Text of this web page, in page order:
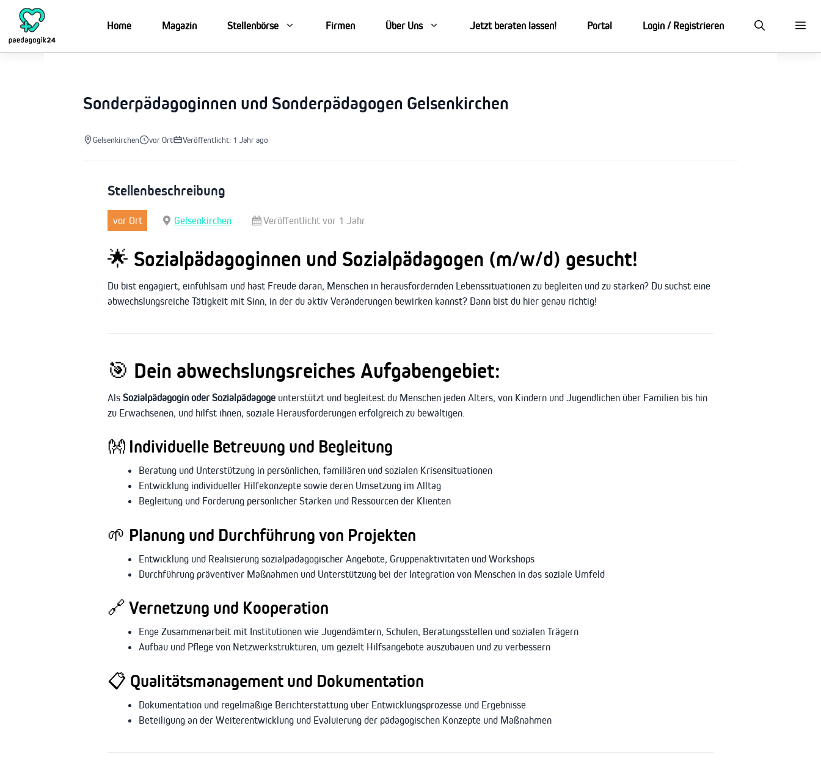
Inhalt
springen
Home Magazin Stellenbörse Firmen Über Uns Jetzt beraten lassen! Portal Login / Registrieren
Sonderpädagoginnen und Sonderpädagogen Gelsenkirchen
Gelsenkirchen vor Ort Veröffentlicht: 1 Jahr ago
Stellenbeschreibung
vor Ort Gelsenkirchen Veröffentlicht vor 1 Jahr
🌟 Sozialpädagoginnen und Sozialpädagogen (m/w/d) gesucht!
Du bist engagiert, einfühlsam und hast Freude daran, Menschen in herausfordernden Lebenssituationen zu begleiten und zu stärken? Du suchst eine
abwechslungsreiche Tätigkeit mit Sinn, in der du aktiv Veränderungen bewirken kannst? Dann bist du hier genau richtig!
🎯 Dein abwechslungsreiches Aufgabengebiet:
Als Sozialpädagogin oder Sozialpädagoge unterstützt und begleitest du Menschen jeden Alters, von Kindern und Jugendlichen über Familien bis hin
zu Erwachsenen, und hilfst ihnen, soziale Herausforderungen erfolgreich zu bewältigen.
👐 Individuelle Betreuung und Begleitung
Beratung und Unterstützung in persönlichen, familiären und sozialen Krisensituationen
Entwicklung individueller Hilfekonzepte sowie deren Umsetzung im Alltag
Begleitung und Förderung persönlicher Stärken und Ressourcen der Klienten
🌱 Planung und Durchführung von Projekten
Entwicklung und Realisierung sozialpädagogischer Angebote, Gruppenaktivitäten und Workshops
Durchführung präventiver Maßnahmen und Unterstützung bei der Integration von Menschen in das soziale Umfeld
🔗 Vernetzung und Kooperation
Enge Zusammenarbeit mit Institutionen wie Jugendämtern, Schulen, Beratungsstellen und sozialen Trägern
Aufbau und Pflege von Netzwerkstrukturen, um gezielt Hilfsangebote auszubauen und zu verbessern
📋 Qualitätsmanagement und Dokumentation
Dokumentation und regelmäßige Berichterstattung über Entwicklungsprozesse und Ergebnisse
Beteiligung an der Weiterentwicklung und Evaluierung der pädagogischen Konzepte und Maßnahmen